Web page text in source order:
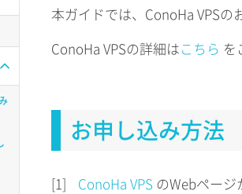
本ガイドでは、ConoHa VPSの
ConoHa VPSの詳細はこちら を
お申し込み方法
[1] ConoHa VPS のWebペー